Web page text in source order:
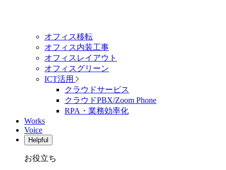
オフィス移転
オフィス内装工事
オフィスレイアウト
オフィスグリーン
ICT活用
クラウドサービス
クラウドPBX/Zoom Phone
RPA・業務効率化
Works
Voice
Helpful
お役立ち